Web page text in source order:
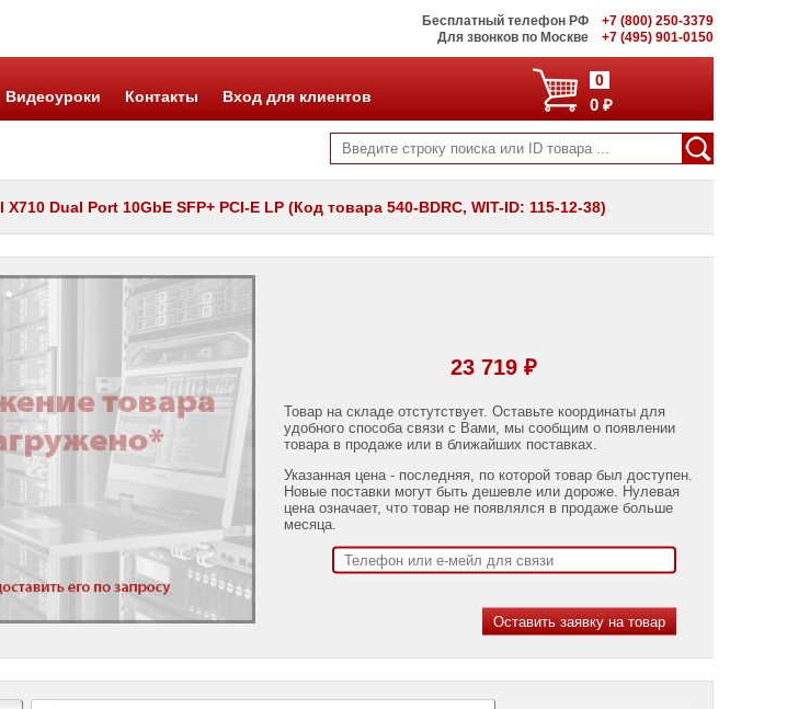
Бесплатный телефон РФ
+7 (800) 250-3379
Для звонков по Москве
+7 (495) 901-0150
0
0 ₽
Видеоуроки Контакты Вход для клиентов
Dual Port 10GbE SFP+ PCI-E LP (Код товара 540-BDRC, WIT-ID: 115-12-38)
23 719 ₽
Товар на складе отстутствует. Оставьте координаты для
удобного способа связи с Вами, мы сообщим о появлении
товара в продаже или в ближайших поставках.
Указанная цена - последняя, по которой товар был доступен.
Новые поставки могут быть дешевле или дороже. Нулевая
цена означает, что товар не появлялся в продаже больше
месяца.